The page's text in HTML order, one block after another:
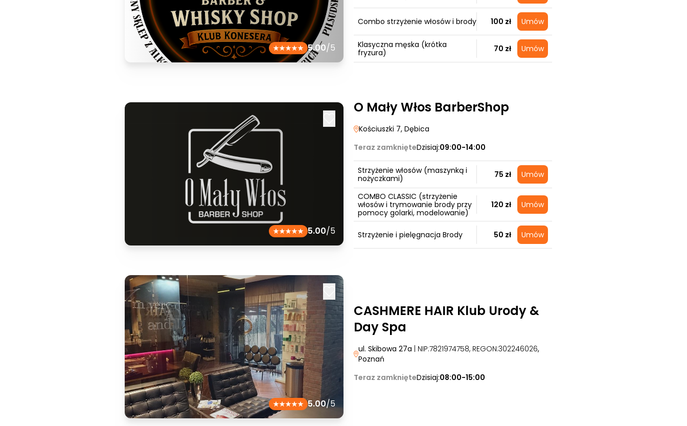
5.00/5
Combo strzyżenie włosów i brody 100 zł Umów
Klasyczna męska (krótka
fryzura)
70 zł Umów
5.00/5
O Mały Włos BarberShop
Kościuszki 7, Dębica
Teraz zamknięteDzisiaj:09:00-14:00
Strzyżenie włosów (maszynką i
nożyczkami)
75 zł Umów
COMBO CLASSIC (strzyżenie
włosów i trymowanie brody przy
pomocy golarki, modelowanie)
120 zł Umów
Strzyżenie i pielęgnacja Brody 50 zł Umów
5.00/5
CASHMERE HAIR Klub Urody &
Day Spa
ul. Skibowa 27a | NIP:7821974758, REGON:302246026,
Poznań
Teraz zamknięteDzisiaj:08:00-15:00